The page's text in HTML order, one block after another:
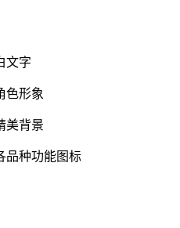
文字
色形象
美背景
品种功能图标